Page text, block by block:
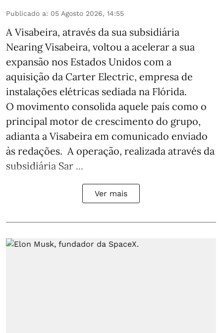
Publicado a: 05 Agosto 2026, 14:55
A Visabeira, através da sua subsidiária
Nearing Visabeira, voltou a acelerar a sua
expansão nos Estados Unidos com a
aquisição da Carter Electric, empresa de
instalações elétricas sediada na Flórida.
O movimento consolida aquele país como o
principal motor de crescimento do grupo,
adianta a Visabeira em comunicado enviado
às redações. A operação, realizada através da
subsidiária Sar ...
Ver mais